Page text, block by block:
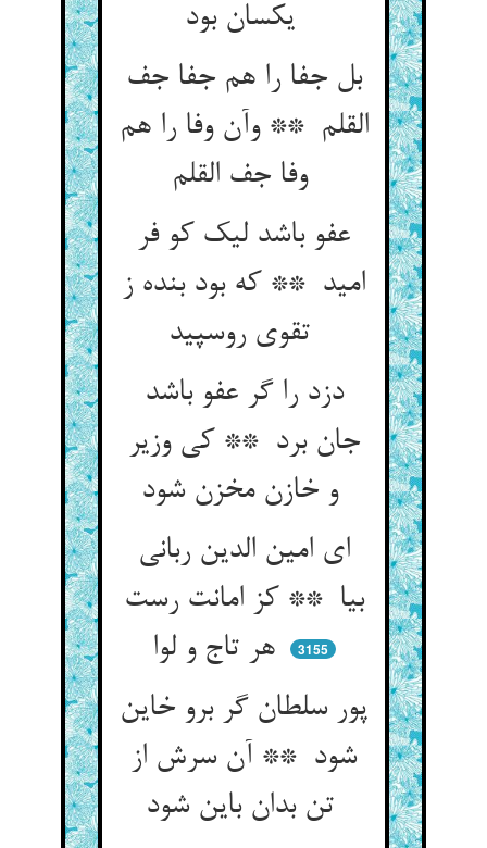
یکسان بود
بل جفا را هم جفا جف
القلم ** وآن وفا را هم
وفا جف القلم
عفو باشد لیک کو فر
امید ** که بود بنده ز
دزد را گر عفو باشد
جان برد ** کی وزیر
و خازن مخزن شود
ای امین الدین ربانی
بیا ** کز امانت رست
هر تاج و لوا
3155
پور سلطان گر برو خاین
شود ** آن سرش از
تن بدان باین شود